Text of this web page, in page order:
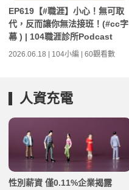
EP619【#職涯】小心！無可取
代，反而讓你無法接班！(#cc字
幕 ) | 104職涯診所Podcast
2026.06.18 | 104小編 | 60觀看數
人資充電
性別薪資 僅0.11%企業揭露